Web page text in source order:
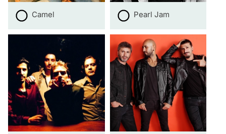
Camel Pearl Jam